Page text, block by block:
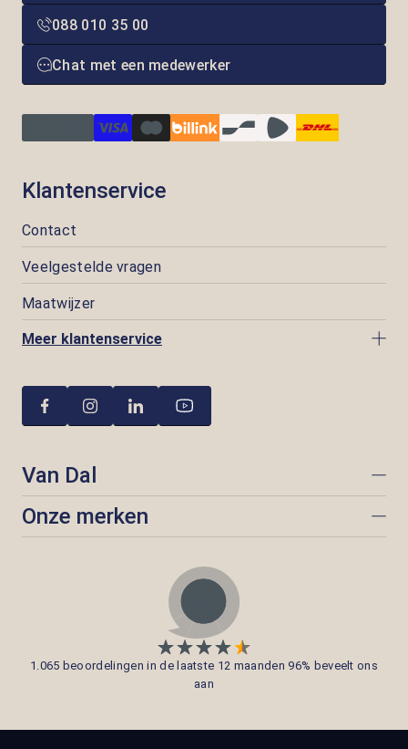
088 010 35 00
Chat met een medewerker
Klantenservice
Contact
Veelgestelde vragen
Maatwijzer
Meer klantenservice
Van Dal
Onze merken
1.065 beoordelingen in de laatste 12 maanden 96% beveelt ons
aan